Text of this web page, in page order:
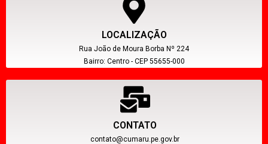
LOCALIZAÇÃO
Rua João de Moura Borba Nº 224
Bairro: Centro - CEP 55655-000
CONTATO
contato@cumaru.pe.gov.br